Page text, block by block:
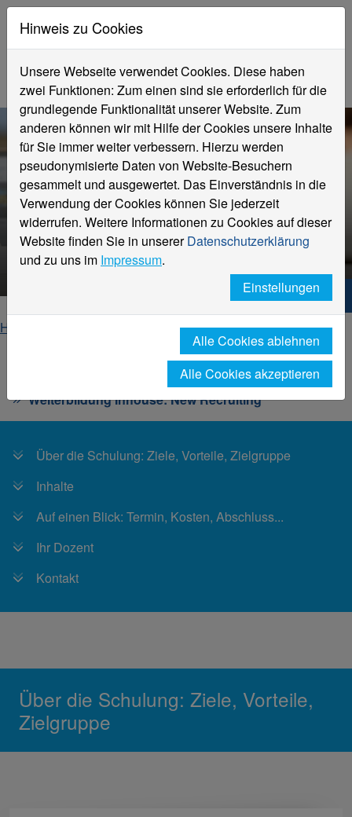
New Recruiting
Qualifizierte Mitarbeitende finden
und binden
Hochschule Niederrhein. Dein Weg.
Home
Weiterbildung für beruflich Qualifizierte mit hohem
Weiterbildung: Inhouse-Angebote
Weiterbildung Inhouse: New Recruiting
Über die Schulung: Ziele, Vorteile, Zielgruppe
Inhalte
Auf einen Blick: Termin, Kosten, Abschluss...
Ihr Dozent
Kontakt
Über die Schulung: Ziele, Vorteile,
Zielgruppe
Hinweis zu Cookies
Unsere Webseite verwendet Cookies. Diese haben
zwei Funktionen: Zum einen sind sie erforderlich für die
grundlegende Funktionalität unserer Website. Zum
anderen können wir mit Hilfe der Cookies unsere Inhalte
für Sie immer weiter verbessern. Hierzu werden
pseudonymisierte Daten von Website-Besuchern
gesammelt und ausgewertet. Das Einverständnis in die
Verwendung der Cookies können Sie jederzeit
widerrufen. Weitere Informationen zu Cookies auf dieser
Website finden Sie in unsererDatenschutzerklärung
und zu uns im Impressum.
Einstellungen
Alle Cookies ablehnen
Alle Cookies akzeptieren